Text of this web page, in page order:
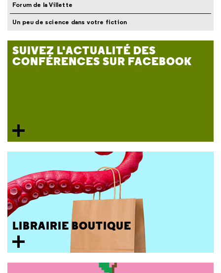
Forum de la Villette
Un peu de science dans votre fiction
SUIVEZ L'ACTUALITÉ DES
CONFÉRENCES SUR FACEBOOK
LIBRAIRIE BOUTIQUE